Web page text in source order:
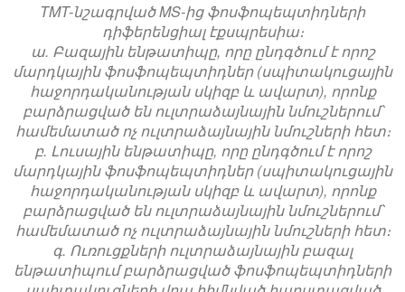
TMT-նշագրված MS-ից ֆոսֆոպեպտիդների
դիֆերենցիալ էքսպրեսիա։
ա. Բազային ենթատիպը, որը ընդգծում է որոշ
մարդկային ֆոսֆոպեպտիդներ (սպիտակուցային
հաջորդականության սկիզբ և ավարտ), որոնք
բարձրացված են ուլտրաձայնային նմուշներում՝
համեմատած ոչ ուլտրաձայնային նմուշների հետ։
բ. Լուսային ենթատիպը, որը ընդգծում է որոշ
մարդկային ֆոսֆոպեպտիդներ (սպիտակուցային
հաջորդականության սկիզբ և ավարտ), որոնք
բարձրացված են ուլտրաձայնային նմուշներում՝
համեմատած ոչ ուլտրաձայնային նմուշների հետ։
գ. Ուռուցքների ուլտրաձայնային բազալ
ենթատիպում բարձրացված ֆոսֆոպեպտիդների